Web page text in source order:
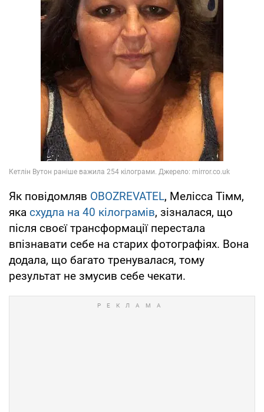
Як повідомляв OBOZREVATEL, Мелісса Тімм,
яка схудла на 40 кілограмів, зізналася, що
після своєї трансформації перестала
впізнавати себе на старих фотографіях. Вона
додала, що багато тренувалася, тому
результат не змусив себе чекати.